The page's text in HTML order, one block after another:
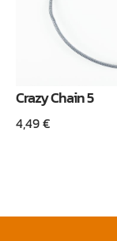
Crazy Chain 5
4,49€